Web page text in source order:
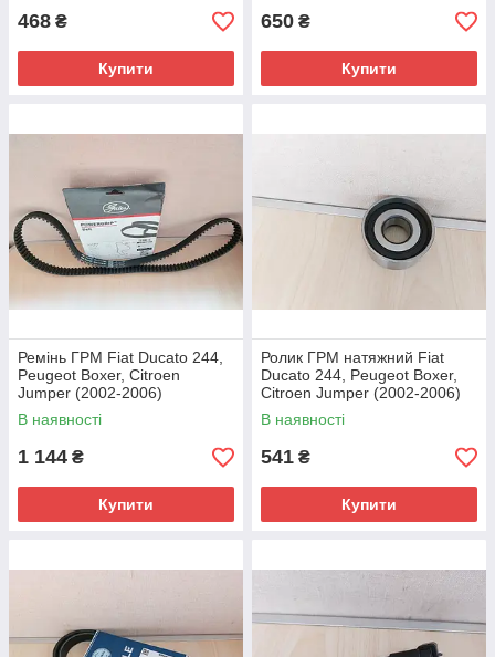
468 ₴
Купити
650 ₴
Купити
Ремінь ГРМ Fiat Ducato 244,
Peugeot Boxer, Citroen
Jumper (2002-2006)
2.0JTD/HDi, 9463380680,
0816A9
В наявності
1 144 ₴
Купити
Ролик ГРМ натяжний Fiat
Ducato 244, Peugeot Boxer,
Citroen Jumper (2002-2006)
2.8JTD/HDi, 99461358,
083032
В наявності
541 ₴
Купити